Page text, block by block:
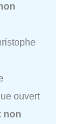
ouvert
non